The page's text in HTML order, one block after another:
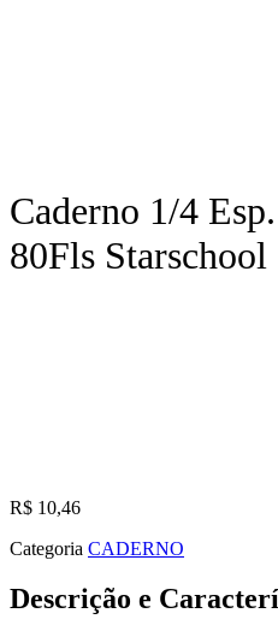
Caderno 1/4
80Fls Starschool
R$ 10,46
Categoria CADERNO
Descrição e